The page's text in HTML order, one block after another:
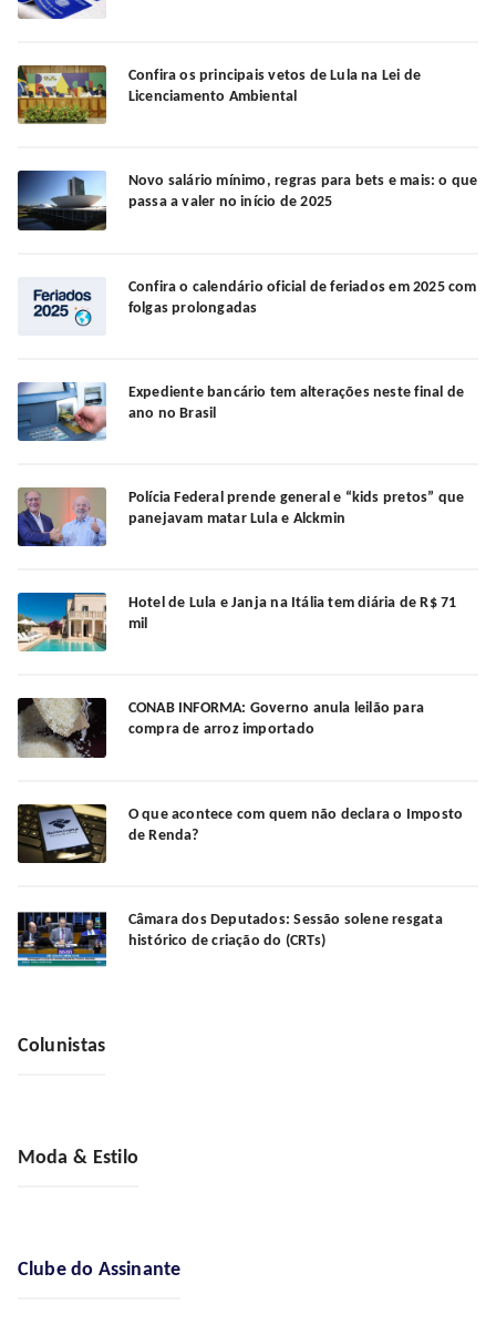
Confira os principais vetos de Lula na Lei de
Licenciamento Ambiental
Novo salário mínimo, regras para bets e mais: o que
passa a valer no início de 2025
Confira o calendário oficial de feriados em 2025 com
folgas prolongadas
Expediente bancário tem alterações neste final de
ano no Brasil
Polícia Federal prende general e “kids pretos” que
panejavam matar Lula e Alckmin
Hotel de Lula e Janja na Itália tem diária de R$ 71
mil
CONAB INFORMA: Governo anula leilão para
compra de arroz importado
O que acontece com quem não declara o Imposto
de Renda?
Câmara dos Deputados: Sessão solene resgata
histórico de criação do (CRTs)
Colunistas
Moda & Estilo
Clube do Assinante